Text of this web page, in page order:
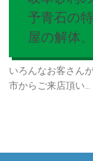
予青石の
屋の解体
いろんなお客さん
市からご来店頂い...